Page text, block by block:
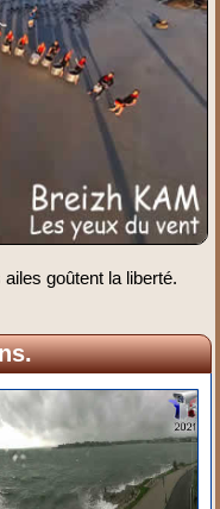
goûtent la liberté.